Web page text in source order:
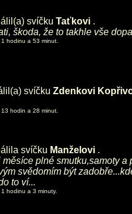
svíčku Taťkovi .
škoda, že to takhle vše
hodinu a 53 minut.
svíčku Zdenkovi
hodin a 28 minut.
svíčku Manželovi .
měsíce plné smutku,samoty
svědomím být
to ví...
hodinu a 3 minuty.